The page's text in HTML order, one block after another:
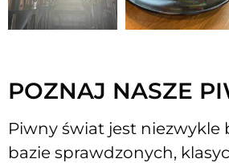
POZNAJ NASZE
Piwny świat jest niezwykle
bazie sprawdzonych,